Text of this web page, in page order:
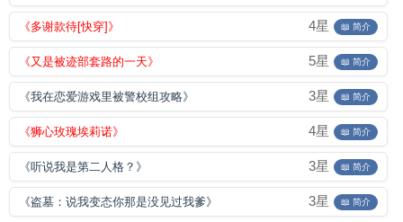
《多谢款待[快穿]》 4星 📖 简介
《又是被迹部套路的一天》 5星 📖 简介
《我在恋爱游戏里被警校组攻略》 3星 📖 简介
《狮心玫瑰埃莉诺》 4星 📖 简介
《听说我是第二人格？》 3星 📖 简介
《盗墓：说我变态你那是没见过我爹》 3星 📖 简介